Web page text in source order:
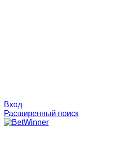
Вход
Расширенный поиск